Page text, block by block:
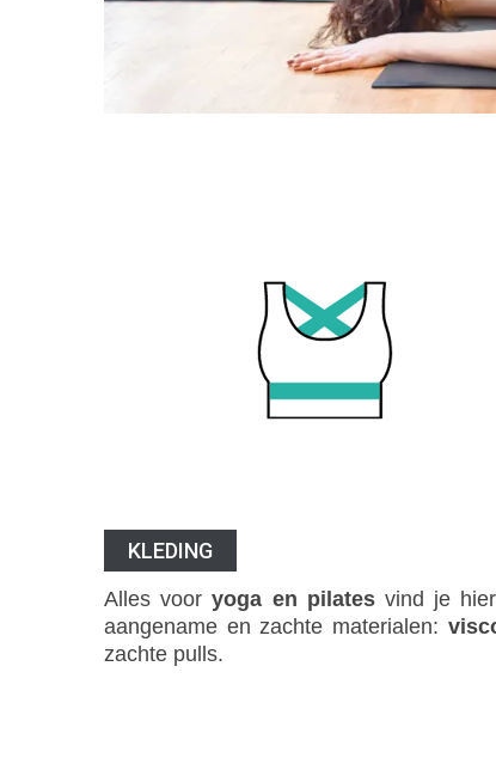
KLEDING
Alles vooryoga en pilatesvind je
aangename en zachte materialen:
zachte pulls.